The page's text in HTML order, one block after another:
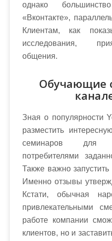
однако
«Вконтакте»,
Клиентам, как
исследования,
общения.
Обучающие
Зная о популярности
разместить
семинаров для
потребителями
Также важно
Именно отзывы
Кстати, обычная
привлекательными
работе компании
клиентов, но и